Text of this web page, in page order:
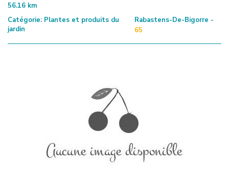
56.16 km
Catégorie: Plantes et produits du
jardin
Rabastens-De-Bigorre -
65